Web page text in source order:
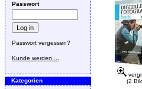
Passwort
Passwort vergessen?
Kunde werden ...
Kategorien
(2